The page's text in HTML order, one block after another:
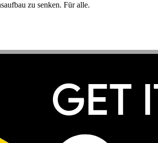
zu senken. Für alle.